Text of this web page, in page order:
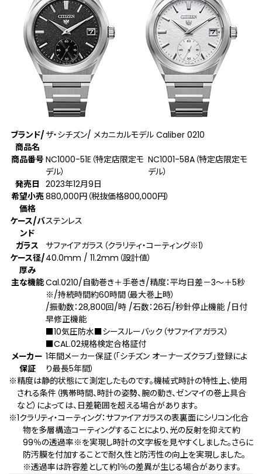
ブランド/
商品名
ザ・シチズン/ メカニカルモデル Caliber 0210
商品番号 NC1000-51E（特定店限定モ
デル）
NC1001-58A（特定店限定モ
デル）
発売日 2023年12月9日
希望小売
価格
880,000円（税抜価格800,000円）
ケース/バ
ンド
ステンレス
ガラス サファイアガラス（クラリティ・コーティング※1）
ケース径/
厚み
40.0mm / 11.2mm（設計値）
主な機能Cal.0210/自動巻き＋手巻き/精度：平均日差－3～＋5秒
※/持続時間約60時間（最大巻上時）
/振動数：28,800回/時 /石数：26石/秒針停止機能 /日付
早修正機能
■10気圧防水■シースルーバック（サファイアガラス）
■CAL.02規格検定合格証付
メーカー
保証
1年間メーカー保証（「シチズン オーナーズクラブ」登録によ
り最長5年間）
※精度は静的状態にて測定したものです。機械式時計の特性上、使用
される条件（携帯時間、時計の姿勢、腕の動き、ゼンマイの巻上具合
など）によっては、日差範囲を超える場合があります。
※1クラリティ・コーティング：サファイアガラスの表裏面にシリコン化合
物を多層構造コーティングすることにより、光の反射を抑えて約
99％の透過率※を実現し時計の文字板を見やすくしました。さらに
防汚膜を付加することで耐久性と防汚性の向上を実現しました。
※透過率は許容差として約1％の差異が生じる場合があります。